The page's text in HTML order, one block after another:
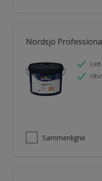
Nordsjö
Sammenligne